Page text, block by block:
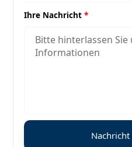
Ihre Nachricht*